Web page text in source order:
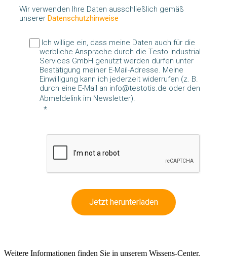
Wir verwenden Ihre Daten ausschließlich gemäß
unserer Datenschutzhinweise
Ich willige ein, dass meine Daten auch für die
werbliche Ansprache durch die Testo Industrial
Services GmbH genutzt werden dürfen unter
Bestätigung meiner E-Mail-Adresse. Meine
Einwilligung kann ich jederzeit widerrufen (z. B.
durch eine E-Mail an info@testotis.de oder den
Abmeldelink im Newsletter).
Jetzt herunterladen
Weitere Informationen finden Sie in unserem Wissens-Center.